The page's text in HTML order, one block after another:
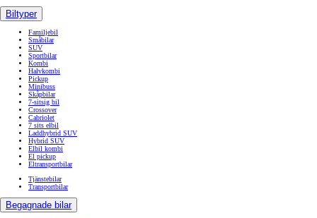
Biltyper
Familjebil
Småbilar
SUV
Sportbilar
Kombi
Halvkombi
Pickup
Minibuss
Skåpbilar
7-sitsig bil
Crossover
Cabriolet
7 sits elbil
Laddhybrid SUV
Hybrid SUV
Elbil kombi
El pickup
Eltransportbilar
Tjänstebilar
Transportbilar
Begagnade bilar